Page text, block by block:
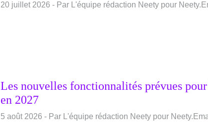
20 juillet 2026 - Par L'équipe rédaction Neety pour
Les nouvelles fonctionnalités prévues
en 2027
5 août 2026 - Par L'équipe rédaction Neety pour